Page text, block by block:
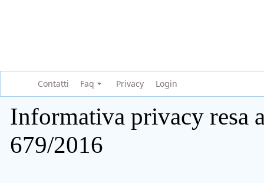
Contatti Faq Privacy Login
Informativa privacy resa
679/2016